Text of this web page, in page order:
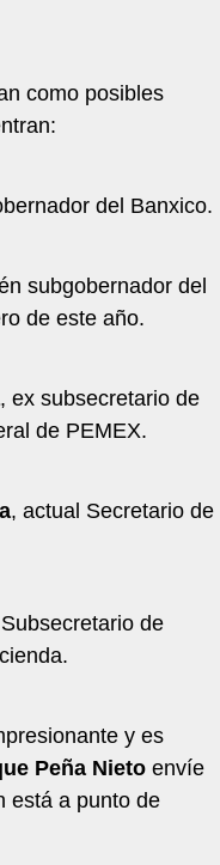
como posibles
del Banxico.
subgobernador del
de este año.
, ex subsecretario de
de PEMEX.
, actual Secretario de
de
y es
Peña Nietoenvíe
está a punto de